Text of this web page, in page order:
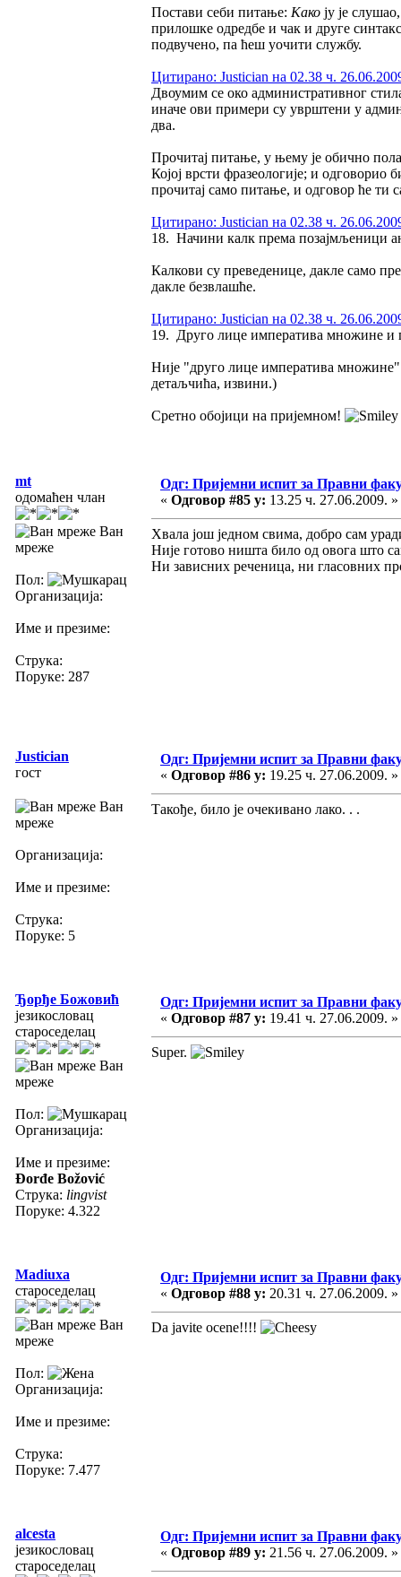
Постави себи питање: Како ју је
прилошке одредбе и чак и друге
подвучено, па ћеш уочити службу.
Цитирано: Justician на 02.38 ч.
Двоумим се око административног
иначе ови примери су уврштени у
два.
Прочитај питање, у њему је обично
Којој врсти фразеологије; и одговорио
прочитај само питање, и одговор ће ти
Цитирано: Justician на 02.38 ч.
18. Начини калк према позајмљеници
Калкови су преведенице, дакле само
дакле безвлашће.
Цитирано: Justician на 02.38 ч.
19. Друго лице императива множине и
Није "друго лице императива
детаљчића, извини.)
Сретно обојици на пријемном!
mt
одомаћен члан
Ван
мреже
Пол:
Организација:
Име и презиме:
Струка:
Поруке: 287
Одг: Пријемни испит за Правни
« Одговор #85 у: 13.25 ч. 27.06.2009. »
Хвала још једном свима, добро сам
Није готово ништа било од овога што
Ни зависних реченица, ни гласовних
Justician
гост
Ван
мреже
Организација:
Име и презиме:
Струка:
Поруке: 5
Одг: Пријемни испит за Правни
« Одговор #86 у: 19.25 ч. 27.06.2009. »
Такође, било је очекивано лако. . .
Ђорђе Божовић
језикословац
староседелац
Ван
мреже
Пол:
Организација:
Име и презиме:
Đorđe Božović
Струка: lingvist
Поруке: 4.322
Одг: Пријемни испит за Правни
« Одговор #87 у: 19.41 ч. 27.06.2009. »
Super.
Madiuxa
староседелац
Ван
мреже
Пол:
Организација:
Име и презиме:
Струка:
Поруке: 7.477
Одг: Пријемни испит за Правни
« Одговор #88 у: 20.31 ч. 27.06.2009. »
Da javite ocene!!!!
alcesta
језикословац
староседелац
Одг: Пријемни испит за Правни
« Одговор #89 у: 21.56 ч. 27.06.2009. »